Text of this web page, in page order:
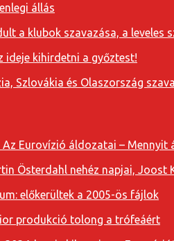
állás
a klubok szavazása, a leveles
ideje kihirdetni a győztest!
Szlovákia és Olaszország
Az Eurovízió áldozatai –
Österdahl nehéz napjai, Joost
előkerültek a 2005-ös fájlok
produkció tolong a trófeáért